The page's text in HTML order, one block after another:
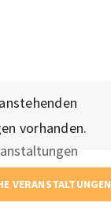
vorhanden.
VERANSTALTUNGEN